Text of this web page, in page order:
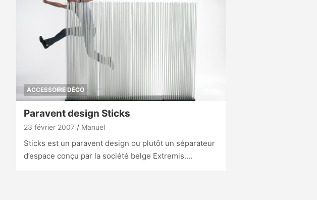
ACCESSOIRE DÉCO
Paravent design Sticks
23 février 2007 Manuel
Sticks est un paravent design ou plutôt un séparateur
d’espace conçu par la société belge Extremis.…